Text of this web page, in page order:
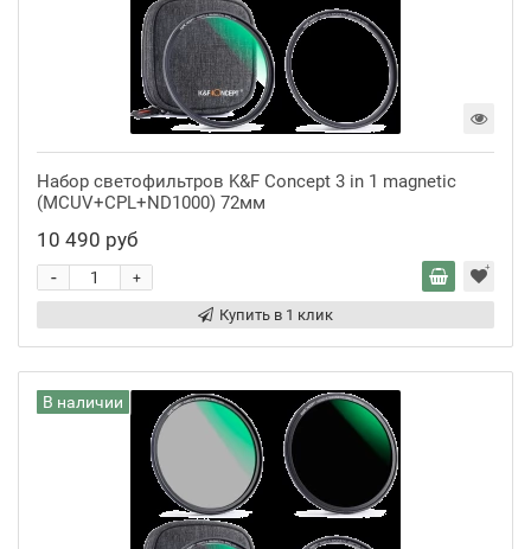
Набор светофильтров K&F Concept 3 in 1 magnetic
(MCUV+CPL+ND1000) 72мм
10 490 руб
+
-
Купить в 1 клик
В наличии